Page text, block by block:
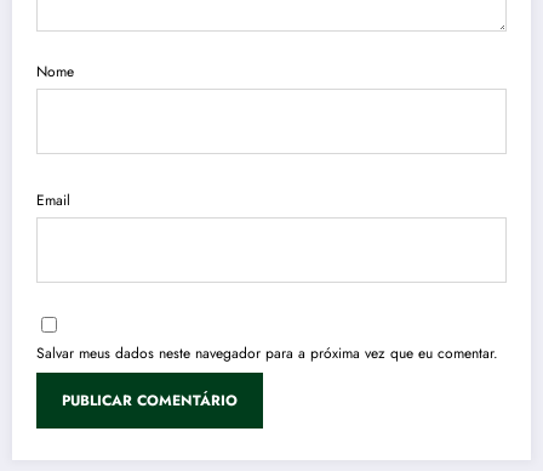
Nome
Email
Salvar meus dados neste navegador para a próxima vez que eu comentar.